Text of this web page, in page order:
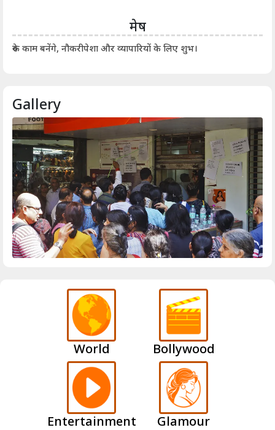
मेष
रुके काम बनेंगे, नौकरीपेशा और व्यापारियों के लिए शुभ।
Gallery
World Bollywood
Entertainment Glamour